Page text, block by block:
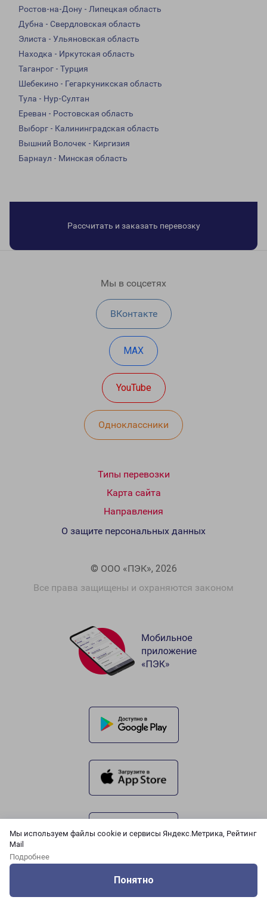
Мы используем файлы cookie и сервисы Яндекс.Метрика, Рейтинг
Mail
Подробнее
Понятно
Ростов-на-Дону - Липецкая область
Дубна - Свердловская область
Элиста - Ульяновская область
Находка - Иркутская область
Таганрог - Турция
Шебекино - Гегаркуникская область
Тула - Нур-Султан
Ереван - Ростовская область
Выборг - Калининградская область
Вышний Волочек - Киргизия
Барнаул - Минская область
Рассчитать и заказать перевозку
Мы в соцсетях
ВКонтакте
MAX
YouTube
Одноклассники
Типы перевозки
Карта сайта
Направления
© ООО «ПЭК», 2026
Все права защищены и охраняются законом
О защите персональных данных